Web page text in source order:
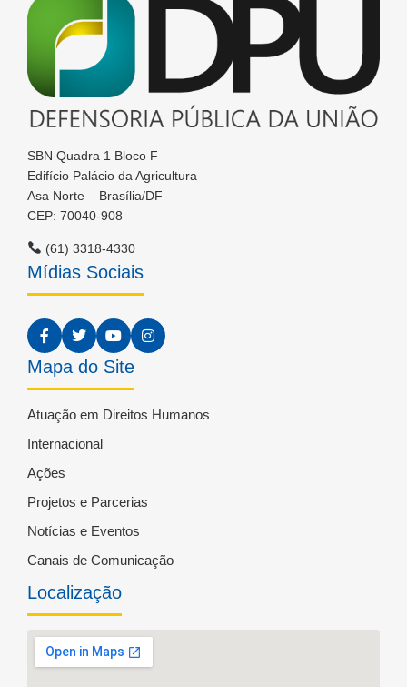
SBN Quadra 1 Bloco F
Edifício Palácio da Agricultura
Asa Norte – Brasília/DF
CEP: 70040-908
(61) 3318-4330
Mídias Sociais
Mapa do Site
Atuação em Direitos Humanos
Internacional
Ações
Projetos e Parcerias
Notícias e Eventos
Canais de Comunicação
Localização